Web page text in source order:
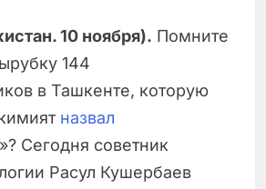
10 ноября). Помните
144
в Ташкенте, которую
назвал
Сегодня советник
Расул Кушербаев